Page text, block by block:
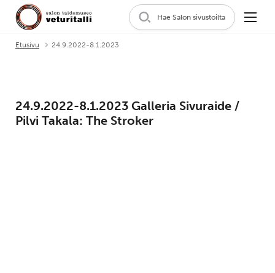
Hae Salon sivustoilta
Etusivu 24.9.2022-8.1.2023
24.9.2022-8.1.2023 Galleria Sivuraide /
Pilvi Takala: The Stroker